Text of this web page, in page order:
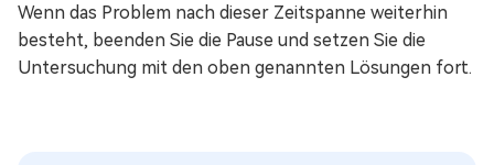
Wenn das Problem nach dieser Zeitspanne weiterhin
besteht, beenden Sie die Pause und setzen Sie die
Untersuchung mit den oben genannten Lösungen fort.